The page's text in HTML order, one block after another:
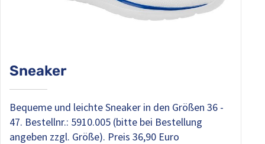
Sneaker
Bequeme und leichte Sneaker in den Größen 36 -
47. Bestellnr.: 5910.005 (bitte bei Bestellung
angeben zzgl. Größe). Preis 36,90 Euro